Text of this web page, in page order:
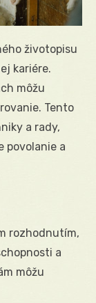
životopisu
kariére.
môžu
Tento
a rady,
povolanie a
rozhodnutím,
a
môžu